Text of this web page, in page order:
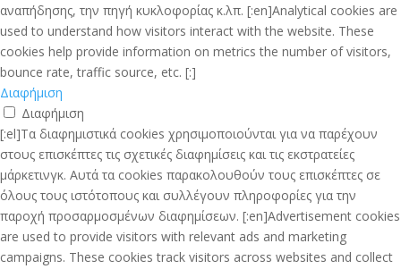
αναπήδησης, την πηγή κυκλοφορίας κ.λπ. [:en]Analytical cookies are
used to understand how visitors interact with the website. These
cookies help provide information on metrics the number of visitors,
bounce rate, traffic source, etc. [:]
Διαφήμιση
Διαφήμιση
[:el]Τα διαφημιστικά cookies χρησιμοποιούνται για να παρέχουν
στους επισκέπτες τις σχετικές διαφημίσεις και τις εκστρατείες
μάρκετινγκ. Αυτά τα cookies παρακολουθούν τους επισκέπτες σε
όλους τους ιστότοπους και συλλέγουν πληροφορίες για την
παροχή προσαρμοσμένων διαφημίσεων. [:en]Advertisement cookies
are used to provide visitors with relevant ads and marketing
campaigns. These cookies track visitors across websites and collect